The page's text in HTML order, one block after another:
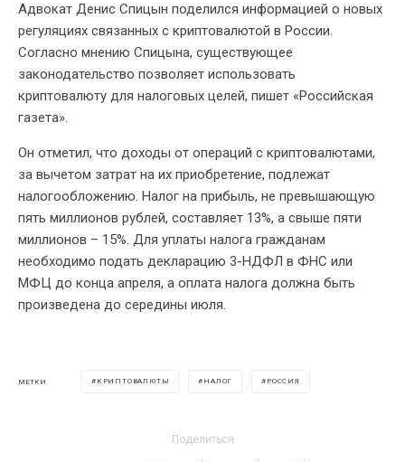
Адвокат Денис Спицын поделился информацией о новых
регуляциях связанных с криптовалютой в России.
Согласно мнению Спицына, существующее
законодательство позволяет использовать
криптовалюту для налоговых целей, пишет «Российская
газета».
Он отметил, что доходы от операций с криптовалютами,
за вычетом затрат на их приобретение, подлежат
налогообложению. Налог на прибыль, не превышающую
пять миллионов рублей, составляет 13%, а свыше пяти
миллионов – 15%. Для уплаты налога гражданам
необходимо подать декларацию 3-НДФЛ в ФНС или
МФЦ до конца апреля, а оплата налога должна быть
произведена до середины июля.
МЕТКИ КРИПТОВАЛЮТЫ НАЛОГ РОССИЯ
Поделиться